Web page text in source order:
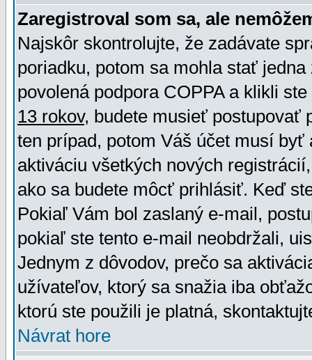
Zaregistroval som sa, ale
Najskôr skontrolujte, že zadávate
poriadku, potom sa mohla stať
povolená podpora COPPA a klikli
13 rokov, budete musieť postupovať
ten prípad, potom Váš účet musí
aktiváciu všetkých nových
ako sa budete môcť prihlásiť. Keď
Pokiaľ Vám bol zaslaný e-mail,
pokiaľ ste tento e-mail neobdržali,
Jednym z dôvodov, prečo sa
užívateľov, ktorý sa snažia iba
ktorú ste použili je platná,
Návrat hore